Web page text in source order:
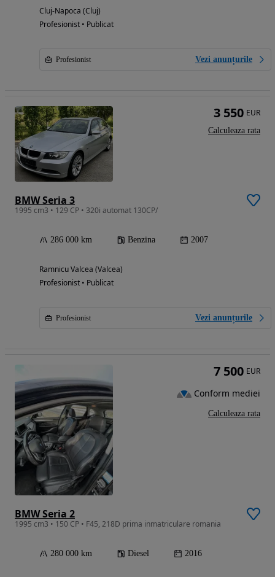
Cluj-Napoca (Cluj)
Profesionist • Publicat
Profesionist Vezi anunțurile
BMW Seria 3
1995 cm3 • 129 CP • 320i automat 130CP/
286 000 km Benzina 2007
Ramnicu Valcea (Valcea)
Profesionist • Publicat
Profesionist Vezi anunțurile
3 550 EUR
Calculeaza rata
BMW Seria 2
1995 cm3 • 150 CP • F45, 218D prima inmatriculare romania
280 000 km Diesel 2016
7 500 EUR
Conform mediei
Calculeaza rata